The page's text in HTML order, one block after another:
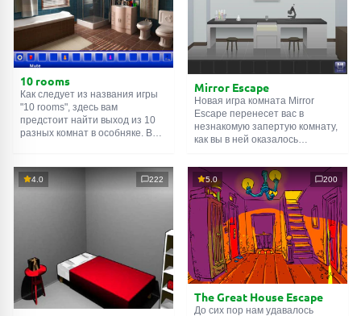
10 rooms
Как следует из названия игры
"10 rooms", здесь вам
предстоит найти выход из 10
разных комнат в особняке. В
их, чтобы выйти. Выход из
одной комнаты является
Mirror Escape
Новая игра комната Mirror
Escape перенесет вас в
незнакомую запертую комнату,
как вы в ней оказалось
смекалки попробуйте решить
все, приготовленные авторами
для вас, головоломки и найти
выход на свободу.
Внимательно осмотрите
помещение, возможно вы
сможете найти какие-нибудь
подсказки. Желаем удачи!
4.0 222 5.0 200
The Great House Escape
До сих пор нам удавалось